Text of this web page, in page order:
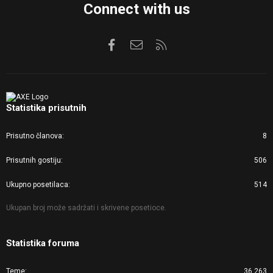
Connect with us
FacebookKontaktirajte nas
Statistika prisutnih
Prisutno članova 8
Prisutnih gostiju 506
Ukupno posetilaca 514
Ukupan broj može sadržati i skrivene posetioce.
Statistika foruma
Teme 36.263